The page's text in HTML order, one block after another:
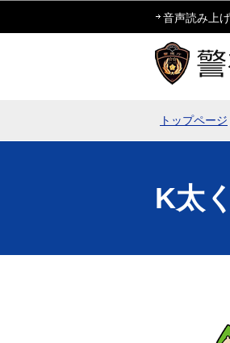
音声読み上
トップページ
K太